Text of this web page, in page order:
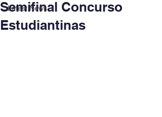
Latest News
Semifinal Concurso
Estudiantinas